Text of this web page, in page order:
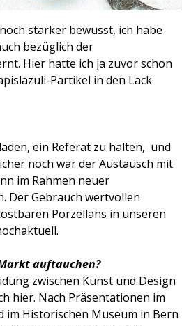
stärker bewusst, ich habe
bezüglich der
Hier hatte ich ja zuvor schon
Partikel in den Lack
ein Referat zu halten, und
noch war der Austausch mit
im Rahmen neuer
Der Gebrauch wertvollen
Porzellans in unseren
auftauchen?
zwischen Kunst und Design
hier. Nach Präsentationen im
im Historischen Museum in Bern